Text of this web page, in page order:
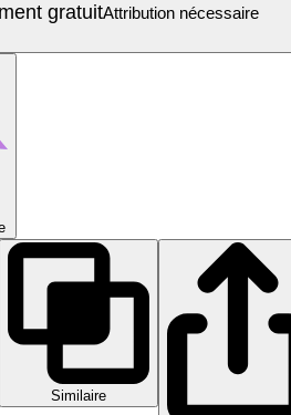
gratuitAttribution nécessaire
Similaire